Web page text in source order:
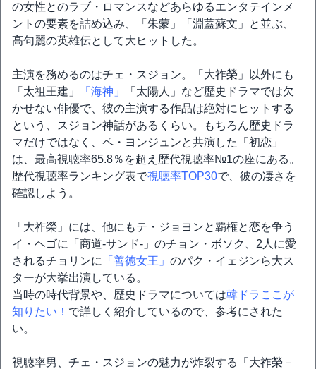
の女性とのラブ・ロマンスなどあらゆるエンタテインメ
ントの要素を詰め込み、「朱蒙」「淵蓋蘇文」と並ぶ、
高句麗の英雄伝として大ヒットした。
主演を務めるのはチェ・スジョン。「大祚榮」以外にも
「太祖王建」
「海神」
「太陽人」など歴史ドラマでは欠
かせない俳優で、彼の主演する作品は絶対にヒットする
という、スジョン神話があるくらい。もちろん歴史ドラ
マだけではなく、ペ・ヨンジュンと共演した「初恋」
は、最高視聴率65.8％を超え歴代視聴率№1の座にある。
歴代視聴率ランキング表で視聴率TOP30で、彼の凄さを
確認しよう。
「大祚榮」には、他にもテ・ジョヨンと覇権と恋を争う
イ・ヘゴに「商道‐サンド‐」のチョン・ボソク、2人に愛
されるチョリンに
「善徳女王」 のパク・イェジンら大ス
ターが大挙出演している。
当時の時代背景や、歴史ドラマについては韓ドラここが
知りたい！ で詳しく紹介しているので、参考にされた
い。
視聴率男、チェ・スジョンの魅力が炸裂する「大祚榮－